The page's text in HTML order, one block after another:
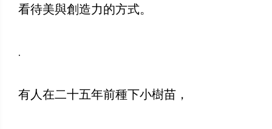
看待美與創造力的方式。
.
有人在二十五年前種下小樹苗，